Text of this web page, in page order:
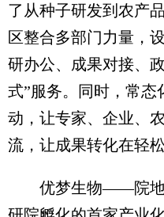
了从种子研发到农产
区整合多部门力量，
研办公、成果对接、
式”服务。同时，常态
动，让专家、企业、
流，让成果转化在轻
优梦生物——院地